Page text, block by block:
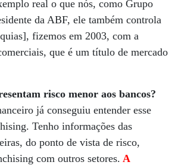
real o que nós, como Grupo
da ABF, ele também controla
fizemos em 2003, com a
que é um título de mercado
risco menor aos bancos?
já conseguiu entender esse
Tenho informações das
do ponto de vista de risco,
com outros setores. A